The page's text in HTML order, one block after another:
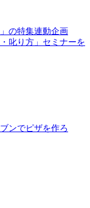
の特集連動企画
叱り方」セミナーを
ンでピザを作ろ